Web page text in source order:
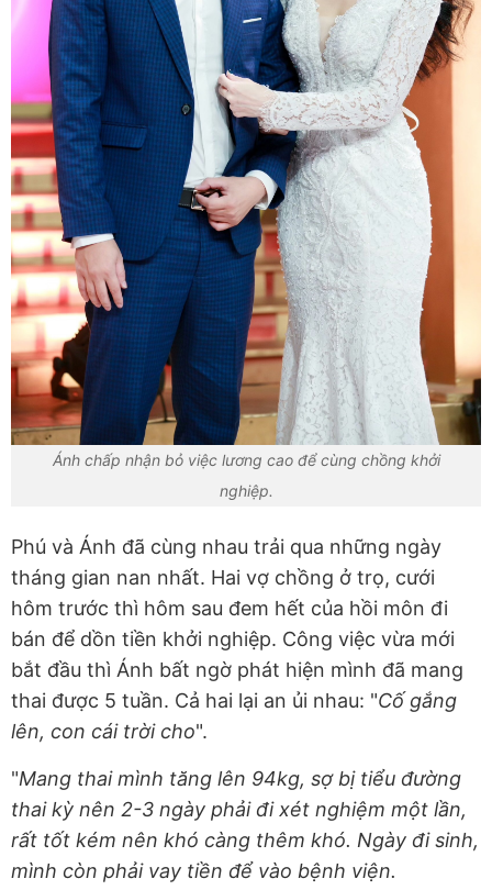
Ánh chấp nhận bỏ việc lương cao để cùng chồng khởi
nghiệp.
Phú và Ánh đã cùng nhau trải qua những ngày
tháng gian nan nhất. Hai vợ chồng ở trọ, cưới
hôm trước thì hôm sau đem hết của hồi môn đi
bán để dồn tiền khởi nghiệp. Công việc vừa mới
bắt đầu thì Ánh bất ngờ phát hiện mình đã mang
thai được 5 tuần. Cả hai lại an ủi nhau: "Cố gắng
lên, con cái trời cho".
"Mang thai mình tăng lên 94kg, sợ bị tiểu đường
thai kỳ nên 2-3 ngày phải đi xét nghiệm một lần,
rất tốt kém nên khó càng thêm khó. Ngày đi sinh,
mình còn phải vay tiền để vào bệnh viện.